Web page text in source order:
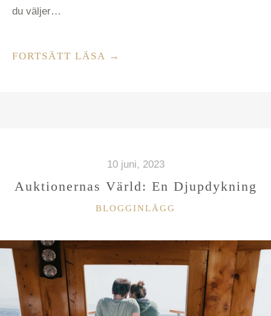
du väljer…
FORTSÄTT LÄSA ”BADRUM
EXPERTERNA”
→
10 juni, 2023
Auktionernas Värld: En Djupdykning
KATEGORIER
BLOGGINLÄGG